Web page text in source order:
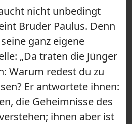
nicht unbedingt
Bruder Paulus. Denn
ganz eigene
„Da traten die Jünger
Warum redest du zu
Er antwortete ihnen:
die Geheimnisse des
ihnen aber ist